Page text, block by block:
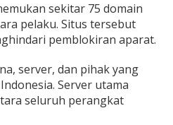
sekitar 75 domain
pelaku. Situs tersebut
pemblokiran aparat.
server, dan pihak yang
Server utama
seluruh perangkat